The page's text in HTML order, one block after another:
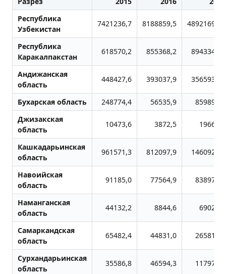
Республика
Узбекистан
7421236,7 8188859,5 48921695,6
Республика
Каракалпакстан
618570,2 855368,2 8943344,0
Андижанская
область
448427,6 393037,9 3565934,5
Бухарская область 248774,4 56535,9
859897,2
Джизакская
область
10473,6 3872,5 19667,8
Кашкадарьинская
область
961571,3 812097,9 1460928,3
Навоийская
область
91185,0 77564,9 838973,1
Наманганская
область
44132,2 8844,6 69022,3
Самаркандская
область
65482,4 44831,0 265815,8
Сурхандарьинская
область
35586,8 46594,3 117979,0